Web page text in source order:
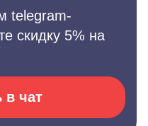
telegram-
скидку 5% на
в чат